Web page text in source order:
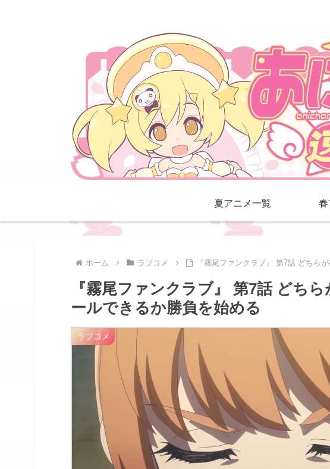
夏アニメ一覧 春
ホーム ラブコメ 『霧尾ファンクラブ』 第7話 どちら
『霧尾ファンクラブ』 第7話 どち
ールできるか勝負を始める
ラブコメ